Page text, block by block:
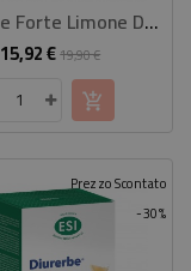
Diurerbe Forte Limone Drink 500 Ml
15,92 €Prezzo
base
19,90 €Prezzo
-30%
Prezzo Scontato